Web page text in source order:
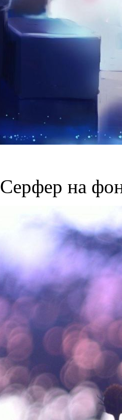
Серфер на